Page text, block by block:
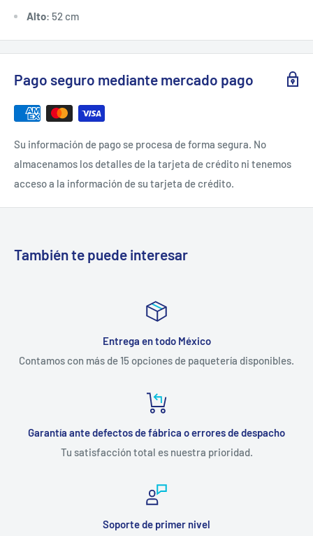
Alto: 52 cm
Pago seguro mediante mercado pago
Su información de pago se procesa de forma segura. No
almacenamos los detalles de la tarjeta de crédito ni tenemos
acceso a la información de su tarjeta de crédito.
También te puede interesar
Entrega en todo México
Contamos con más de 15 opciones de paquetería disponibles.
Garantía ante defectos de fábrica o errores de despacho
Tu satisfacción total es nuestra prioridad.
Soporte de primer nivel